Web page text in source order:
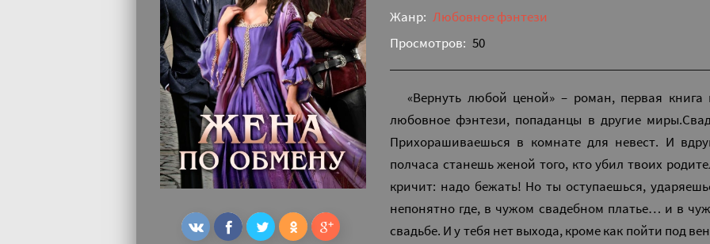
Жанр: Любовное фэнтези
Просмотров: 50
«Вернуть любой ценой» – роман, первая
любовное фэнтези, попаданцы в другие
Прихорашиваешься в комнате для невест. И
полчаса станешь женой того, кто убил твоих
кричит: надо бежать! Но ты оступаешься,
непонятно где, в чужом свадебном платье… и в
свадьбе. И у тебя нет выхода, кроме как пойти под